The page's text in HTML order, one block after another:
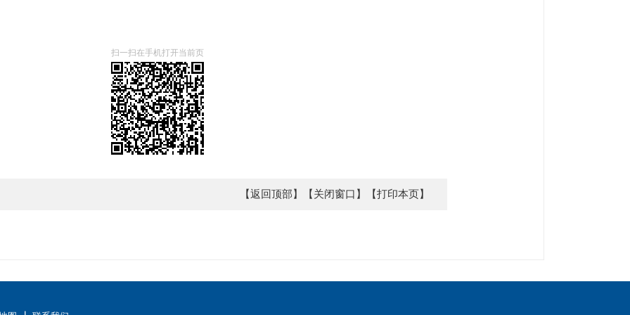
扫一扫在手机打开当前页
【返回顶部】 【关闭窗口】 【打印本页】